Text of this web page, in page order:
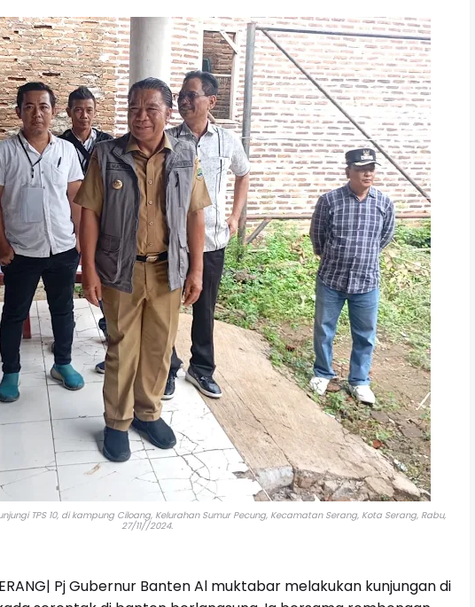
TPS 10, di kampung Ciloang, Kelurahan Sumur Pecung, Kecamatan Serang, Kota Serang, Rabu,
27/11//2024.
Pj Gubernur Banten Al muktabar melakukan kunjungan di